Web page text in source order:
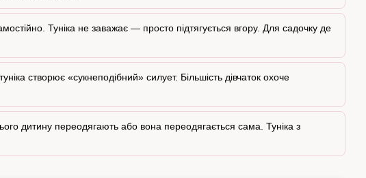
Туніка не заважає — просто підтягується вгору. Для садочку де
створює «сукнеподібний» силует. Більшість дівчаток охоче
дитину переодягають або вона переодягається сама. Туніка з